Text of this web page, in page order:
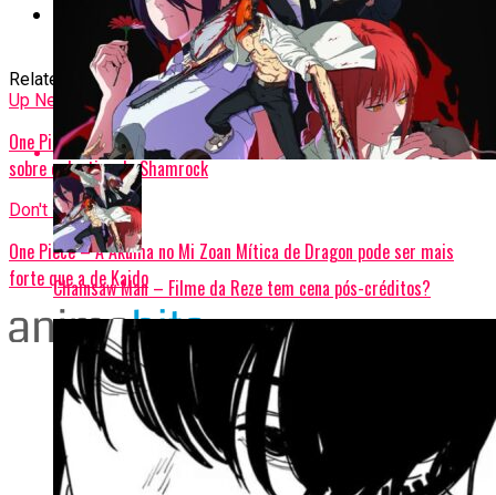
10 furos de roteiro de Naruto que só existem no
anime
Related Topics:Chainsaw Man
Up Next
One Piece – As ações de Dragon em God Valley levantam dúvidas
sobre o destino de Shamrock
Don't Miss
One Piece – A Akuma no Mi Zoan Mítica de Dragon pode ser mais
forte que a de Kaido
Chainsaw Man – Filme da Reze tem cena pós-créditos?